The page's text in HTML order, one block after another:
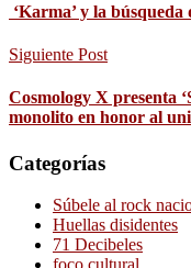
‘Karma’ y la
Siguiente Post
Cosmology X presenta
monolito en honor al
Categorías
Súbele al rock
Huellas disidentes
71 Decibeles